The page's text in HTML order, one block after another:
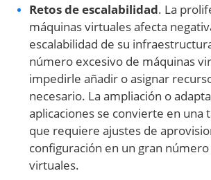
Retos de escalabilidad. La
máquinas virtuales afecta
escalabilidad de su
número excesivo de máquinas
impedirle añadir o asignar
necesario. La ampliación o
aplicaciones se convierte en una
que requiere ajustes de
configuración en un gran
virtuales.